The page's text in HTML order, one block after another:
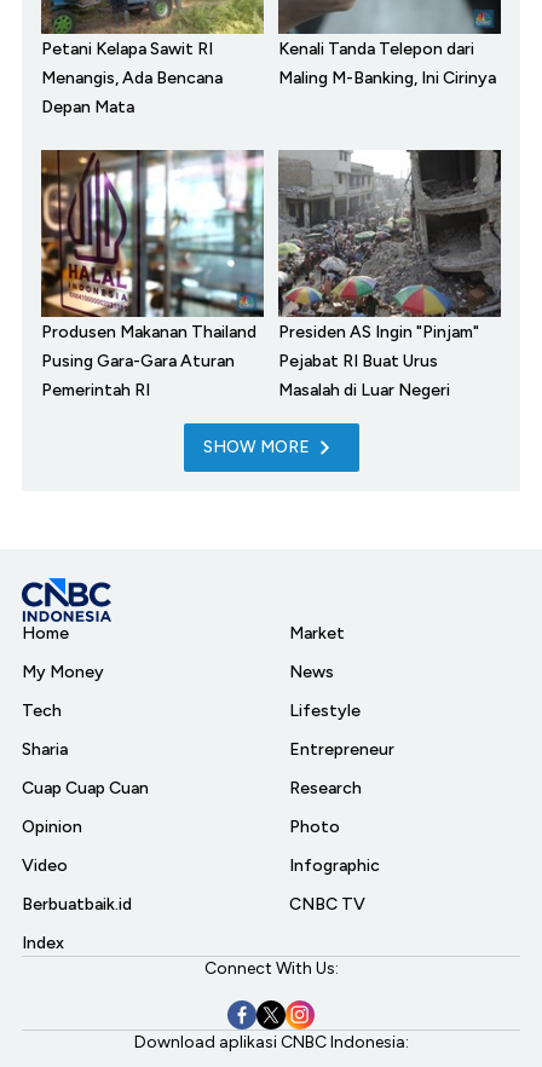
Petani Kelapa Sawit RI
Menangis, Ada Bencana
Depan Mata
Kenali Tanda Telepon dari
Maling M-Banking, Ini Cirinya
Produsen Makanan Thailand
Pusing Gara-Gara Aturan
Pemerintah RI
Presiden AS Ingin "Pinjam"
Pejabat RI Buat Urus
Masalah di Luar Negeri
SHOW MORE
Home
My Money
Tech
Sharia
Cuap Cuap Cuan
Opinion
Video
Berbuatbaik.id
Index
Market
News
Lifestyle
Entrepreneur
Research
Photo
Infographic
CNBC TV
Connect With Us:
Download aplikasi CNBC Indonesia: